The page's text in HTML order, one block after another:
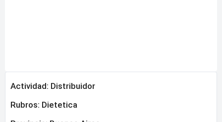
Actividad: Distribuidor
Rubros: Dietetica